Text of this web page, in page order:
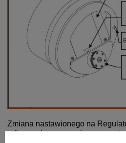
Zmiana nastawionego na
odbywa się przez zmianę